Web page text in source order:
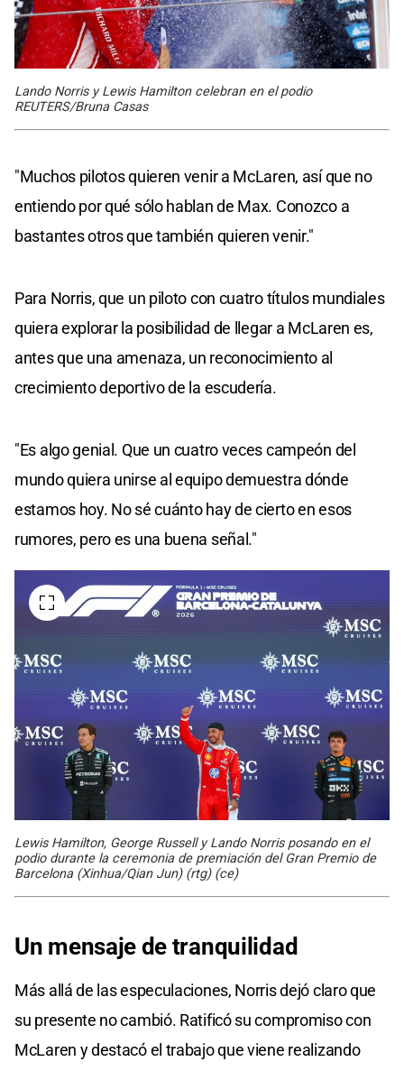
Lando Norris y Lewis Hamilton celebran en el podio
REUTERS/Bruna Casas
"Muchos pilotos quieren venir a McLaren, así que no
entiendo por qué sólo hablan de Max. Conozco a
bastantes otros que también quieren venir."
Para Norris, que un piloto con cuatro títulos mundiales
quiera explorar la posibilidad de llegar a McLaren es,
antes que una amenaza, un reconocimiento al
crecimiento deportivo de la escudería.
"Es algo genial. Que un cuatro veces campeón del
mundo quiera unirse al equipo demuestra dónde
estamos hoy. No sé cuánto hay de cierto en esos
rumores, pero es una buena señal."
Lewis Hamilton, George Russell y Lando Norris posando en el
podio durante la ceremonia de premiación del Gran Premio de
Barcelona (Xinhua/Qian Jun) (rtg) (ce)
Un mensaje de tranquilidad
Más allá de las especulaciones, Norris dejó claro que
su presente no cambió. Ratificó su compromiso con
McLaren y destacó el trabajo que viene realizando